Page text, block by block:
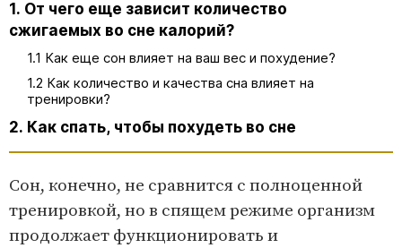
1. От чего еще зависит количество
сжигаемых во сне калорий?
1.1 Как еще сон влияет на ваш вес и похудение?
1.2 Как количество и качества сна влияет на
тренировки?
2. Как спать, чтобы похудеть во сне
Сон, конечно, не сравнится с полноценной
тренировкой, но в спящем режиме организм
продолжает функционировать и